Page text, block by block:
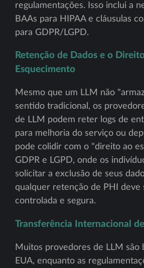
regulamentações. Isso inclui a
BAAs para HIPAA e cláusulas
para GDPR/LGPD.
Retenção de Dados e o
Esquecimento
Mesmo que um LLM não
sentido tradicional, os
de LLM podem reter logs de
para melhoria do serviço ou
pode colidir com o "direito ao
GDPR e LGPD, onde os
solicitar a exclusão de seus
qualquer retenção de PHI deve
controlada e segura.
Transferência Internacional
Muitos provedores de LLM são
EUA, enquanto as